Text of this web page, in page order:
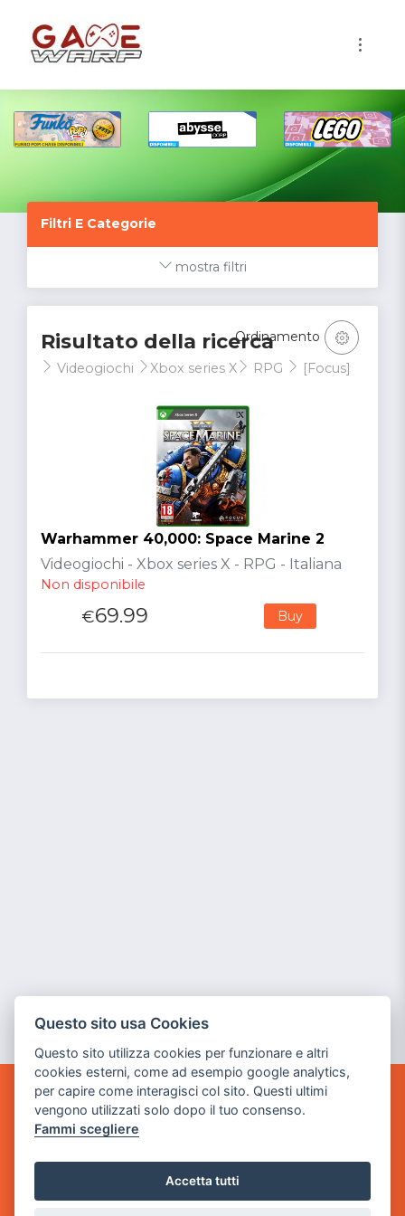
Filtri E Categorie
mostra filtri
Risultato della ricerca
Videogiochi Xbox series X RPG [Focus]
Ordinamento
Warhammer 40,000: Space Marine 2
Videogiochi - Xbox series X - RPG - Italiana
Non disponibile
€69.99 Buy
GAME WARP
BY POWER GAME SRL
Sede Legale
via Villaggio dei Platani, 3
- 25014 Castenedolo, Brescia
Questo sito usa Cookies
Questo sito utilizza cookies per funzionare e altri
cookies esterni, come ad esempio google analytics,
per capire come interagisci col sito. Questi ultimi
vengono utilizzati solo dopo il tuo consenso.
Fammi scegliere
Accetta tutti